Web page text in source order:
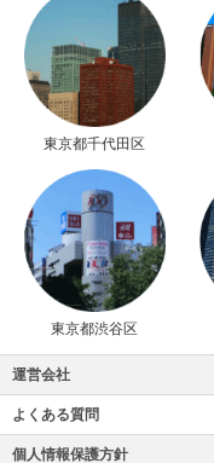
東京都千代田区
東京都渋谷区
運営会社
よくある質問
個人情報保護方針